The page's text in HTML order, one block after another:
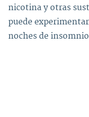
nicotina y otras
puede
noches de